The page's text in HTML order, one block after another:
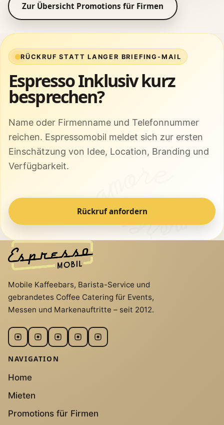
Zur Übersicht Promotions für Firmen
RÜCKRUF STATT LANGER BRIEFING-MAIL
Espresso Inklusiv kurz
besprechen?
Name oder Firmenname und Telefonnummer
reichen. Espressomobil meldet sich zur ersten
Einschätzung von Idee, Location, Branding und
Verfügbarkeit.
Rückruf anfordern
Mobile Kaffeebars, Barista-Service und
gebrandetes Coffee Catering für Events,
Messen und Markenauftritte – seit 2012.
NAVIGATION
Home
Mieten
Promotions für Firmen